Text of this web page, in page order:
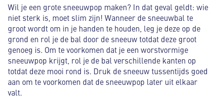
Wil je een grote sneeuwpop maken? In dat geval geldt: wie
niet sterk is, moet slim zijn! Wanneer de sneeuwbal te
groot wordt om in je handen te houden, leg je deze op de
grond en rol je de bal door de sneeuw totdat deze groot
genoeg is. Om te voorkomen dat je een worstvormige
sneeuwpop krijgt, rol je de bal verschillende kanten op
totdat deze mooi rond is. Druk de sneeuw tussentijds goed
aan om te voorkomen dat de sneeuwpop later uit elkaar
valt.